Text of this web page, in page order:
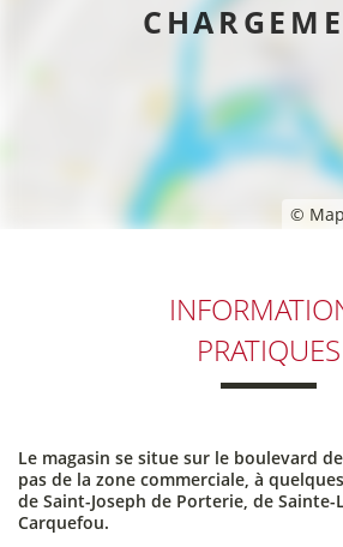
©
PRATIQUES
Le magasin se situe sur le boulevard
pas de la zone commerciale, à
de Saint-Joseph de Porterie, de
Carquefou.